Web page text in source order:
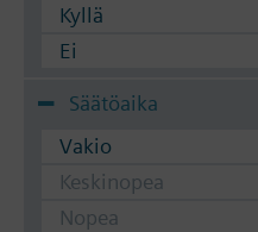
Kyllä
Ei
Säätöaika
Vakio
Keskinopea
Nopea